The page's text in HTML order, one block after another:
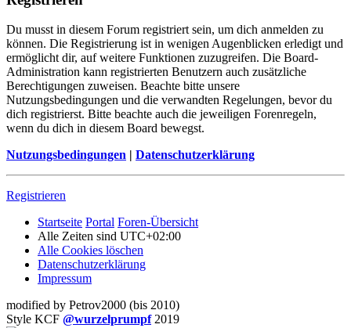
Du musst in diesem Forum registriert sein, um dich anmelden zu
können. Die Registrierung ist in wenigen Augenblicken erledigt und
ermöglicht dir, auf weitere Funktionen zuzugreifen. Die Board-
Administration kann registrierten Benutzern auch zusätzliche
Berechtigungen zuweisen. Beachte bitte unsere
Nutzungsbedingungen und die verwandten Regelungen, bevor du
dich registrierst. Bitte beachte auch die jeweiligen Forenregeln,
wenn du dich in diesem Board bewegst.
Nutzungsbedingungen | Datenschutzerklärung
Registrieren
Startseite Portal Foren-Übersicht
Alle Zeiten sind UTC+02:00
Alle Cookies löschen
Datenschutzerklärung
Impressum
modified by Petrov2000 (bis 2010)
Style KCF @wurzelprumpf2019